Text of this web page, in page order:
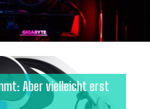
Aber vielleicht erst